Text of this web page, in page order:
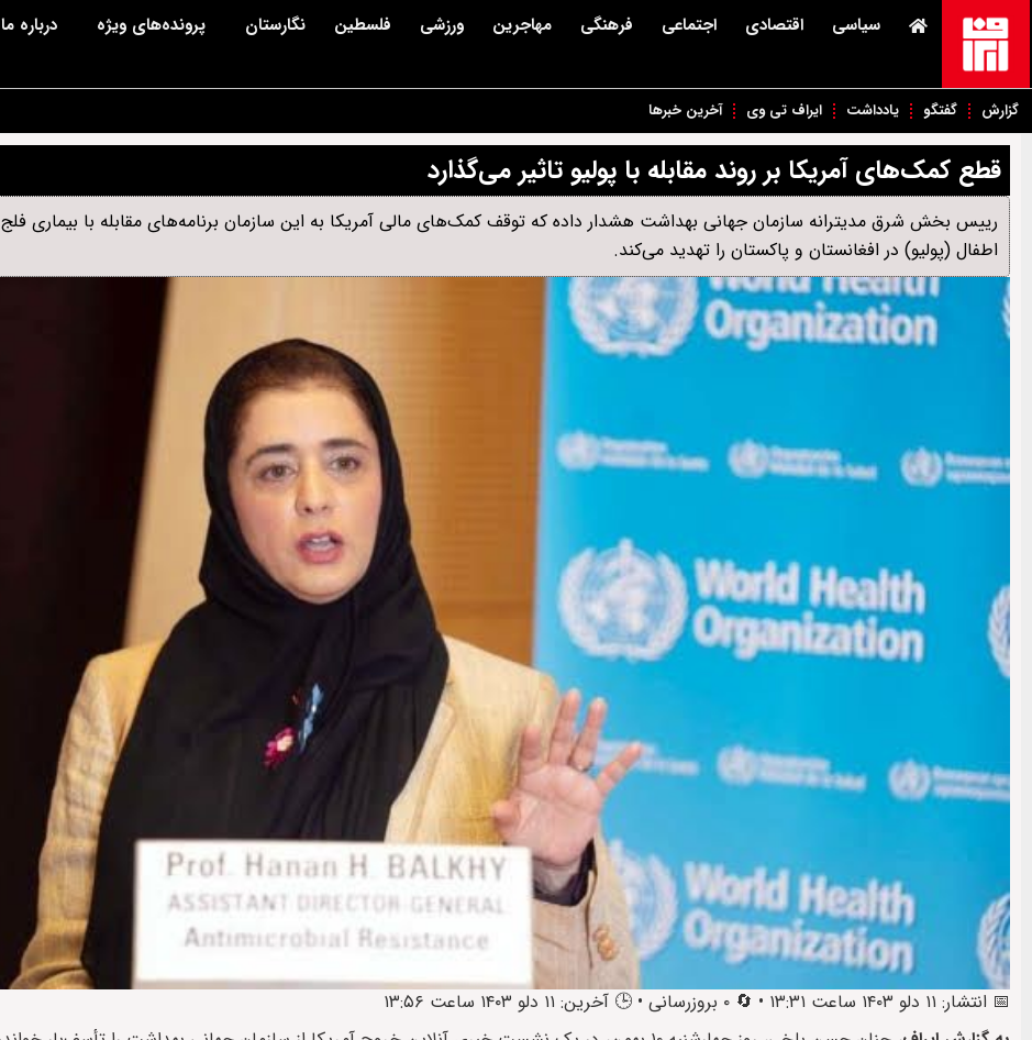
سیاسی اقتصادی اجتماعی فرهنگی مهاجرین ورزشی فلسطین نگارستان پرونده‌های ویژه درباره ما
گزارش گفتگو یادداشت ایراف تی وی آخرین خبرها
قطع کمک‌های آمریکا بر روند مقابله با پولیو تاثیر می‌گذارد
رییس بخش شرق مدیترانه‌ سازمان جهانی بهداشت هشدار داده که توقف کمک‌های مالی آمریکا به این سازمان برنامه‌های مقابله با بیماری فلج
اطفال (پولیو) در افغانستان و پاکستان را تهدید می‌کند.
📅 انتشار: ۱۱ دلو ۱۴۰۳ ساعت ۱۳:۳۱ • 🔄 ۰ بروزرسانی • 🕒 آخرین: ۱۱ دلو ۱۴۰۳ ساعت ۱۳:۵۶